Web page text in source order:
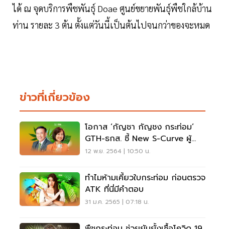
ได้ ณ จุดบริการพืชพันธุ์ Doae ศูนย์ขยายพันธุ์พืชใกล้บ้าน
ท่าน รายละ 3 ต้น ตั้งแต่วันนี้เป็นต้นไปจนกว่าของจะหมด
ข่าวที่เกี่ยวข้อง
โอกาส ‘กัญชา กัญชง กระท่อม’
GTH-ธกส. ชี้ New S-Curve ผู้
ประกอบการไทย
12 พ.ย. 2564 | 10:50 น.
ทำไมห้ามเคี้ยวใบกระท่อม ก่อนตรวจ
ATK ที่นี่มีคำตอบ
31 ม.ค. 2565 | 07:18 น.